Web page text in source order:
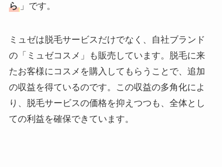
ら 」です。
ミュゼは脱毛サービスだけでなく、自社ブランド
の「ミュゼコスメ」も販売しています。脱毛に来
たお客様にコスメを購入してもらうことで、追加
の収益を得ているのです。この収益の多角化によ
り、脱毛サービスの価格を抑えつつも、全体とし
ての利益を確保できています。